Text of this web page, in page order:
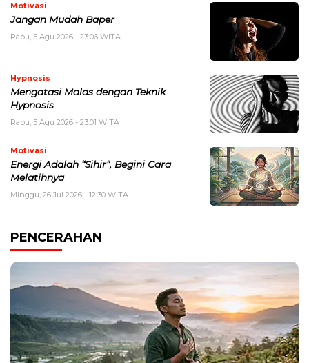
Motivasi
Jangan Mudah Baper
Rabu, 5 Agu 2026 - 23:06 WITA
Hypnosis
Mengatasi Malas dengan Teknik
Hypnosis
Rabu, 5 Agu 2026 - 23:01 WITA
Motivasi
Energi Adalah “Sihir”, Begini Cara
Melatihnya
Minggu, 26 Jul 2026 - 12:30 WITA
PENCERAHAN